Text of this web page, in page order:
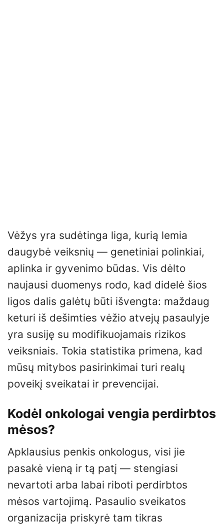
Vėžys yra sudėtinga liga, kurią lemia
daugybė veiksnių — genetiniai polinkiai,
aplinka ir gyvenimo būdas. Vis dėlto
naujausi duomenys rodo, kad didelė šios
ligos dalis galėtų būti išvengta: maždaug
keturi iš dešimties vėžio atvejų pasaulyje
yra susiję su modifikuojamais rizikos
veiksniais. Tokia statistika primena, kad
mūsų mitybos pasirinkimai turi realų
poveikį sveikatai ir prevencijai.
Kodėl onkologai vengia perdirbtos
mėsos?
Apklausius penkis onkologus, visi jie
pasakė vieną ir tą patį — stengiasi
nevartoti arba labai riboti perdirbtos
mėsos vartojimą. Pasaulio sveikatos
organizacija priskyrė tam tikras